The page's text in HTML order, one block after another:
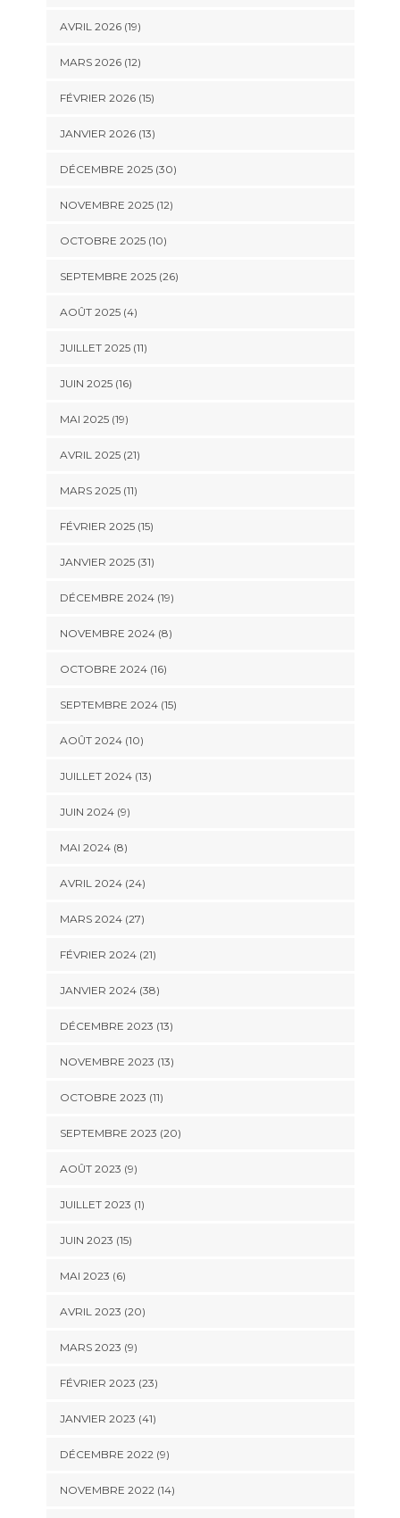
AVRIL 2026 (19)
MARS 2026 (12)
FÉVRIER 2026 (15)
JANVIER 2026 (13)
DÉCEMBRE 2025 (30)
NOVEMBRE 2025 (12)
OCTOBRE 2025 (10)
SEPTEMBRE 2025 (26)
AOÛT 2025 (4)
JUILLET 2025 (11)
JUIN 2025 (16)
MAI 2025 (19)
AVRIL 2025 (21)
MARS 2025 (11)
FÉVRIER 2025 (15)
JANVIER 2025 (31)
DÉCEMBRE 2024 (19)
NOVEMBRE 2024 (8)
OCTOBRE 2024 (16)
SEPTEMBRE 2024 (15)
AOÛT 2024 (10)
JUILLET 2024 (13)
JUIN 2024 (9)
MAI 2024 (8)
AVRIL 2024 (24)
MARS 2024 (27)
FÉVRIER 2024 (21)
JANVIER 2024 (38)
DÉCEMBRE 2023 (13)
NOVEMBRE 2023 (13)
OCTOBRE 2023 (11)
SEPTEMBRE 2023 (20)
AOÛT 2023 (9)
JUILLET 2023 (1)
JUIN 2023 (15)
MAI 2023 (6)
AVRIL 2023 (20)
MARS 2023 (9)
FÉVRIER 2023 (23)
JANVIER 2023 (41)
DÉCEMBRE 2022 (9)
NOVEMBRE 2022 (14)